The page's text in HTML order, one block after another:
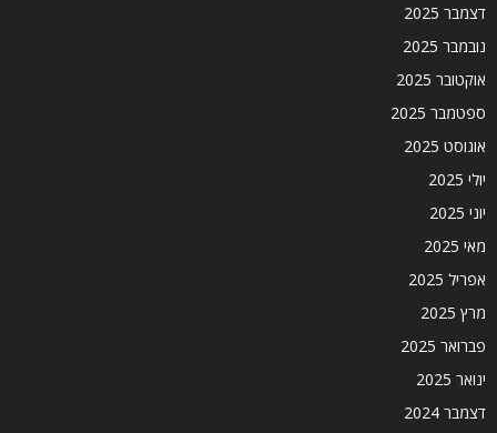
דצמבר 2025
נובמבר 2025
אוקטובר 2025
ספטמבר 2025
אוגוסט 2025
יולי 2025
יוני 2025
מאי 2025
אפריל 2025
מרץ 2025
פברואר 2025
ינואר 2025
דצמבר 2024